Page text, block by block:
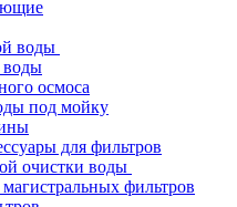
воды
воды
осмоса
под мойку
для фильтров
очистки воды
фильтров